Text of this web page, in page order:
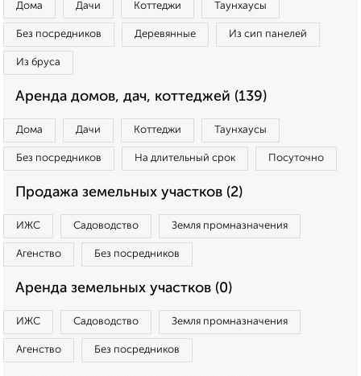
Дома Дачи Коттеджи Таунхаусы
Без посредников Деревянные Из сип панелей
Из бруса
Аренда домов, дач, коттеджей (139)
Дома Дачи Коттеджи Таунхаусы
Без посредников На длительный срок Посуточно
Продажа земельных участков (2)
ИЖС Садоводство Земля промназначения
Агенство Без посредников
Аренда земельных участков (0)
ИЖС Садоводство Земля промназначения
Агенство Без посредников